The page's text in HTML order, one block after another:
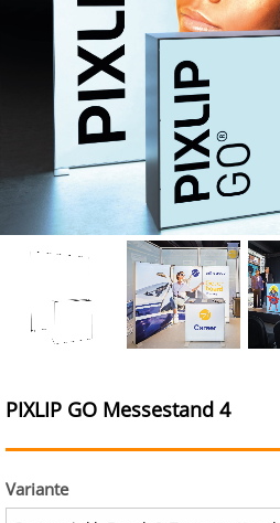
PIXLIP GO Messestand 4
Variante